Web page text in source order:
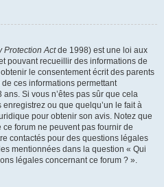
Protection Actde 1998) est une loi aux
pouvant recueillir des informations de
le consentement écrit des parents
ces informations permettant
Si vous n’êtes pas sûr que cela
ou que quelqu’un le fait à
pour obtenir son avis. Notez que
forum ne peuvent pas fournir de
contactés pour des questions légales
mentionnées dans la question « Qui
légales concernant ce forum ? ».